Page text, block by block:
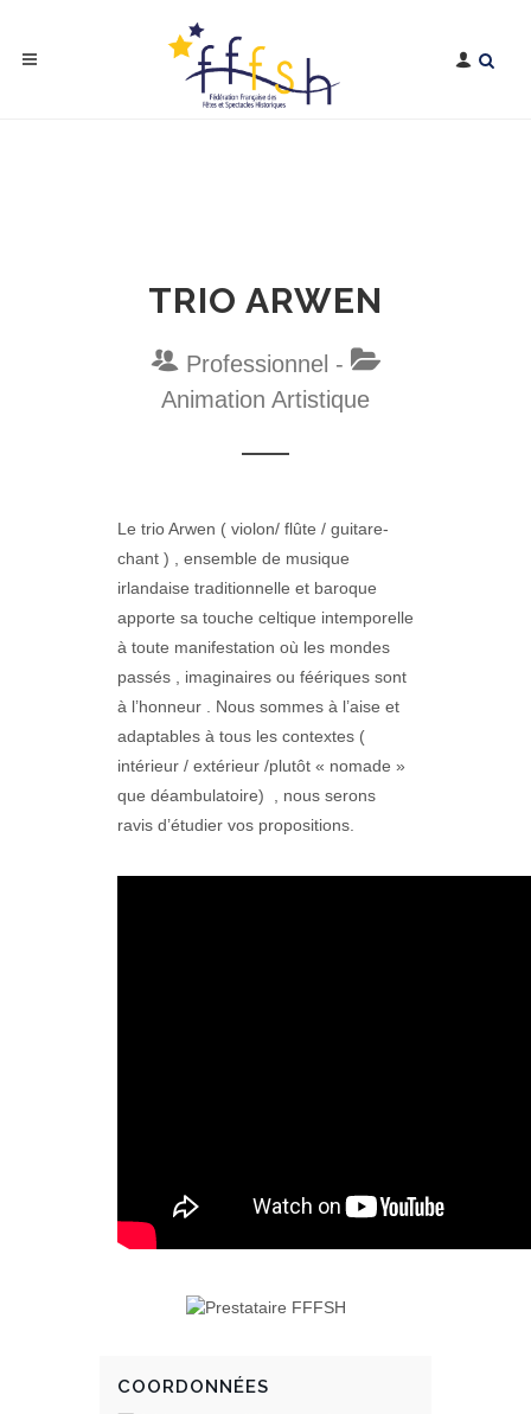
TRIO ARWEN
Professionnel -
Animation Artistique
Le trio Arwen ( violon/ flûte / guitare-
chant ) , ensemble de musique
irlandaise traditionnelle et baroque
apporte sa touche celtique intemporelle
à toute manifestation où les mondes
passés , imaginaires ou féériques sont
à l’honneur . Nous sommes à l’aise et
adaptables à tous les contextes (
intérieur / extérieur /plutôt « nomade »
que déambulatoire) , nous serons
ravis d’étudier vos propositions.
COORDONNÉES